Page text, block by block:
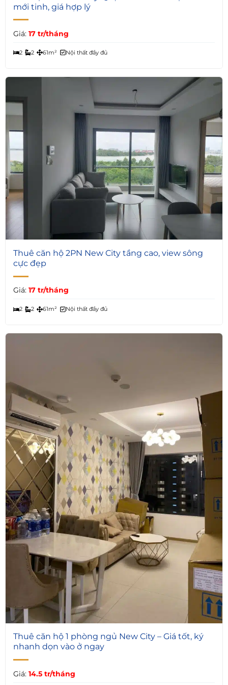
mới tinh, giá hợp lý
Giá: 17 tr/tháng
2 2 61m² Nội thất đầy đủ
7
Thuê căn hộ 2PN New City tầng cao, view sông
cực đẹp
Giá: 17 tr/tháng
2 2 61m² Nội thất đầy đủ
4
Thuê căn hộ 1 phòng ngủ New City – Giá tốt, ký
nhanh dọn vào ở ngay
Giá: 14.5 tr/tháng